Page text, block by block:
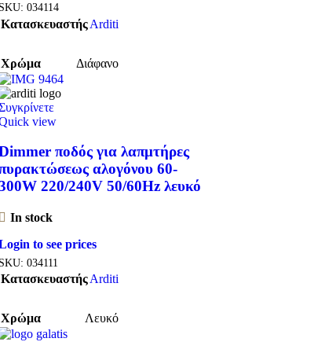
034114
ΚατασκευαστήςArditi
Χρώμα Διάφανο
view
ποδός για λαπμτήρες
αλογόνου 60-
220/240V 50/60Hz λευκό
In stock
to see prices
034111
ΚατασκευαστήςArditi
Χρώμα Λευκό